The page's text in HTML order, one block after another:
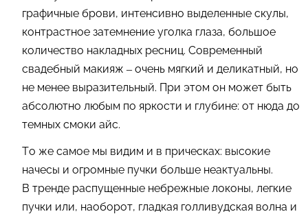
графичные брови, интенсивно выделенные скулы,
контрастное затемнение уголка глаза, большое
количество накладных ресниц. Современный
свадебный макияж – очень мягкий и деликатный, но
не менее выразительный. При этом он может быть
абсолютно любым по яркости и глубине: от нюда до
темных смоки айс.
То же самое мы видим и в прическах: высокие
начесы и огромные пучки больше неактуальны.
В тренде распущенные небрежные локоны, легкие
пучки или, наоборот, гладкая голливудская волна и